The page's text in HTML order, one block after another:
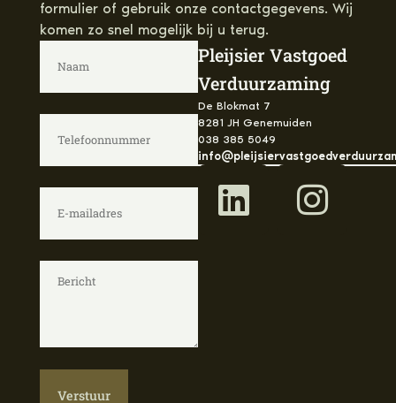
formulier of gebruik onze contactgegevens. Wij
komen zo snel mogelijk bij u terug.
Verstuur
Pleijsier Vastgoed
Verduurzaming
De Blokmat 7
8281 JH Genemuiden
038 385 5049